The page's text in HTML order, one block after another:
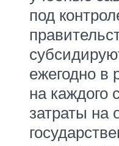
под
ежегодно в
на каждого
затраты на